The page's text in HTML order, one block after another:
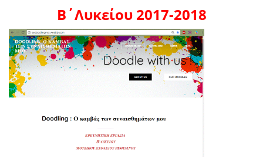
Β΄Λυκείου 2017-2018